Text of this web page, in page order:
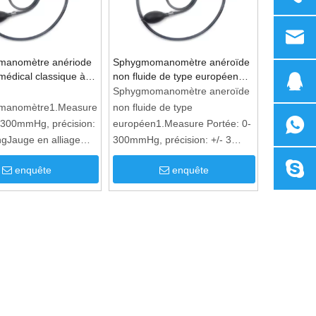
anériode
classique à
précision:
en alliage
aluminium3.Matériel
et de l'ampoule:
à la fois
enquête
Sphygmomanomètre anéroïde
non fluide de type européen
professionnel
Sphygmomanomètre aneroïde
non fluide de type
européen1.Measure Portée: 0-
300mmHg, précision: +/- 3
mmhg2.Matériel de la vessie et
de l'ampoule: latex et PVC
disponibles.3.Matériel du
enquête